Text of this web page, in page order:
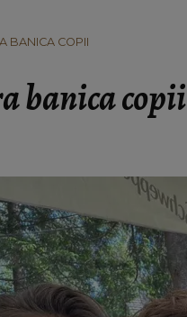
BANICA COPII
banica copii